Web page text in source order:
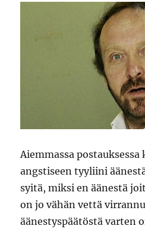
Aiemmassa postauksessa
angstiseen tyyliini
syitä, miksi en äänestä
on jo vähän vettä
äänestyspäätöstä varten